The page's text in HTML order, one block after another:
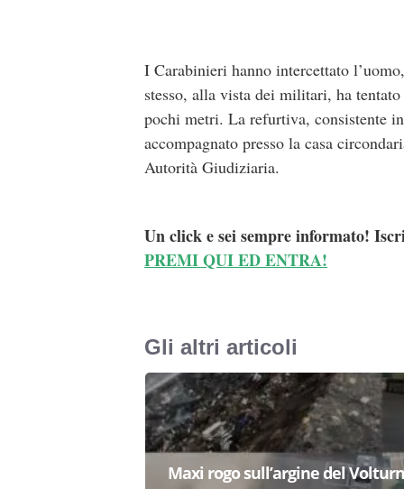
I Carabinieri hanno intercettato
stesso, alla vista dei militari, ha
pochi metri. La refurtiva, consistente
accompagnato presso la casa
Autorità Giudiziaria.
Un click e sei sempre informato!
PREMI QUI ED ENTRA!
Gli altri articoli
Maxi rogo sull’argine del